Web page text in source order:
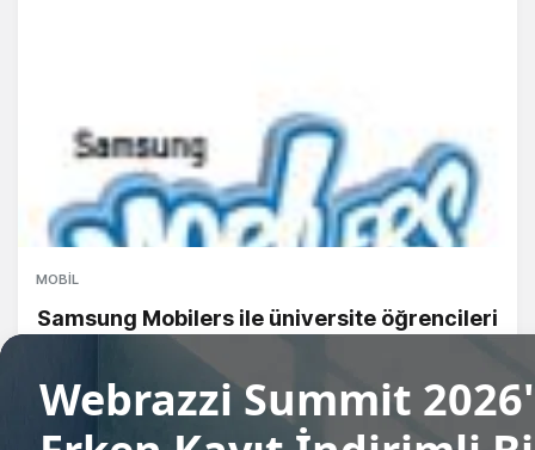
MOBIL
Samsung Mobilers ile üniversite öğrencileri
gerçek pazarlama projelerine hayat